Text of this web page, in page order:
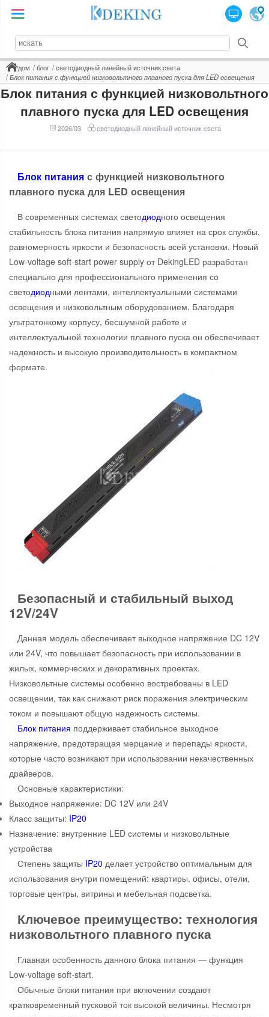
дом блог
светодиодный линейный источник света
Блок питания с функцией низковольтного плавного пуска для LED освещения
Блок питания с функцией низковольтного
плавного пуска для LED освещения
2026/03 светодиодный линейный источник света
Блок питания с функцией низковольтного
плавного пуска для LED освещения
В современных системах светодиодного освещения
стабильность блока питания напрямую влияет на срок службы,
равномерность яркости и безопасность всей установки. Новый
Low-voltage soft-start power supply от DekingLED разработан
специально для профессионального применения со
светодиодными лентами, интеллектуальными системами
освещения и низковольтным оборудованием. Благодаря
ультратонкому корпусу, бесшумной работе и
интеллектуальной технологии плавного пуска он обеспечивает
надежность и высокую производительность в компактном
формате.
Безопасный и стабильный выход
12V/24V
Данная модель обеспечивает выходное напряжение DC 12V
или 24V, что повышает безопасность при использовании в
жилых, коммерческих и декоративных проектах.
Низковольтные системы особенно востребованы в LED
освещении, так как снижают риск поражения электрическим
током и повышают общую надежность системы.
Блок питания поддерживает стабильное выходное
напряжение, предотвращая мерцание и перепады яркости,
которые часто возникают при использовании некачественных
драйверов.
Основные характеристики:
Выходное напряжение: DC 12V или 24V
Класс защиты: IP20
Назначение: внутренние LED системы и низковольтные
устройства
Степень защиты IP20 делает устройство оптимальным для
использования внутри помещений: квартиры, офисы, отели,
торговые центры, витрины и мебельная подсветка.
Ключевое преимущество: технология
низковольтного плавного пуска
Главная особенность данного блока питания — функция
Low-voltage soft-start.
Обычные блоки питания при включении создают
кратковременный пусковой ток высокой величины. Несмотря